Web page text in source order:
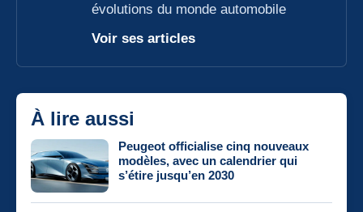
évolutions du monde automobile
Voir ses articles
À lire aussi
Peugeot officialise cinq nouveaux
modèles, avec un calendrier qui
s’étire jusqu’en 2030